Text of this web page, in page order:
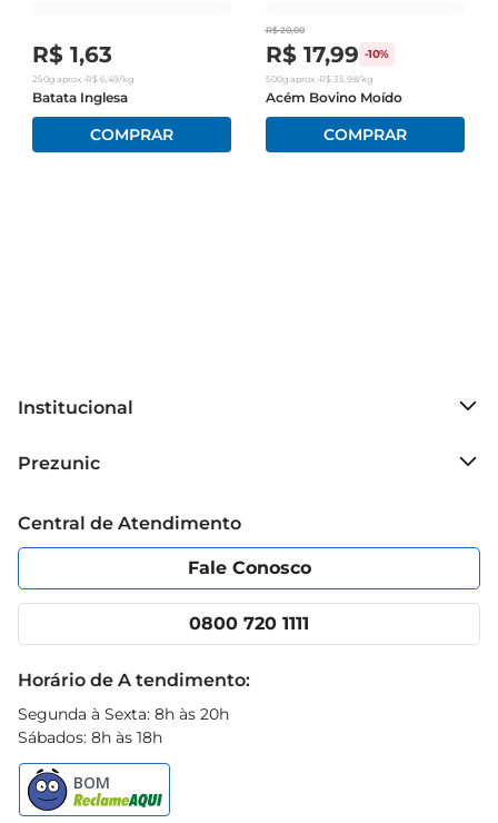
R$ 1,63
250g aprox. •R$ 6,49/kg
Batata Inglesa
R$ 20,00
R$ 17,99 -10%
500gaprox. •R$ 35,98/kg
Acém Bovino Moído
Institucional
Grupo Cencosud
Política de Privacidade
Portal do fornecedor
Cencosud Media
Prezunic
Código de Ética
App Prezunic
Central de Atendimento
Fale Conosco
0800 720 1111
Horário de A tendimento:
Segunda à Sexta: 8h às 20h
Sábados: 8h às 18h